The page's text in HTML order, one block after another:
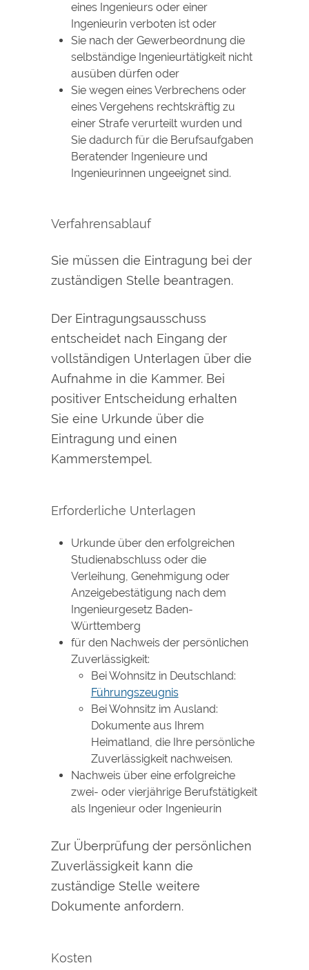
eines Ingenieurs oder einer
Ingenieurin verboten ist oder
Sie nach der Gewerbeordnung die
selbständige Ingenieurtätigkeit nicht
ausüben dürfen oder
Sie wegen eines Verbrechens oder
eines Vergehens rechtskräftig zu
einer Strafe verurteilt wurden und
Sie dadurch für die Berufsaufgaben
Beratender Ingenieure und
Ingenieurinnen ungeeignet sind.
Verfahrensablauf
Sie müssen die Eintragung bei der
zuständigen Stelle beantragen.
Der Eintragungsausschuss
entscheidet nach Eingang der
vollständigen Unterlagen über die
Aufnahme in die Kammer. Bei
positiver Entscheidung erhalten
Sie eine Urkunde über die
Eintragung und einen
Kammerstempel.
Erforderliche Unterlagen
Urkunde über den erfolgreichen
Studienabschluss oder die
Verleihung, Genehmigung oder
Anzeigebestätigung nach dem
Ingenieurgesetz Baden-
Württemberg
für den Nachweis der persönlichen
Zuverlässigkeit:
Bei Wohnsitz in Deutschland:
Führungszeugnis
Bei Wohnsitz im Ausland:
Dokumente aus Ihrem
Heimatland, die Ihre persönliche
Zuverlässigkeit nachweisen.
Nachweis über eine erfolgreiche
zwei- oder vierjährige Berufstätigkeit
als Ingenieur oder Ingenieurin
Zur Überprüfung der persönlichen
Zuverlässigkeit kann die
zuständige Stelle weitere
Dokumente anfordern.
Kosten